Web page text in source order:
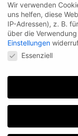
Wir verwenden
uns helfen, diese
IP-Adressen), z. B.
über die
Einstellungen
Essenziell